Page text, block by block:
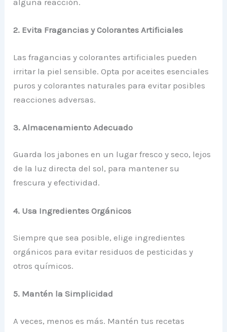
alguna reacción.
2. Evita Fragancias y Colorantes Artificiales
Las fragancias y colorantes artificiales pueden
irritar la piel sensible. Opta por aceites esenciales
puros y colorantes naturales para evitar posibles
reacciones adversas.
3. Almacenamiento Adecuado
Guarda los jabones en un lugar fresco y seco, lejos
de la luz directa del sol, para mantener su
frescura y efectividad.
4. Usa Ingredientes Orgánicos
Siempre que sea posible, elige ingredientes
orgánicos para evitar residuos de pesticidas y
otros químicos.
5. Mantén la Simplicidad
A veces, menos es más. Mantén tus recetas